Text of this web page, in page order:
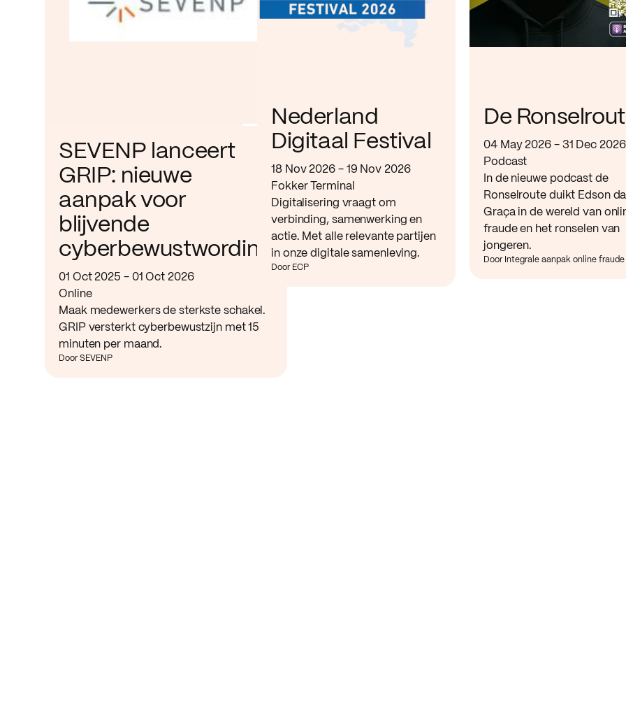
SEVENP lanceert
GRIP: nieuwe
aanpak voor
blijvende
cyberbewustwording
01 Oct 2025 - 01 Oct 2026
Online
Maak medewerkers de sterkste schakel.
GRIP versterkt cyberbewustzijn met 15
minuten per maand.
Door SEVENP
Nederland
Digitaal Festival
18 Nov 2026 - 19 Nov 2026
Fokker Terminal
Digitalisering vraagt om
verbinding, samenwerking en
actie. Met alle relevante partijen
in onze digitale samenleving.
Door ECP
De
04 May 2026 - 31 Dec 2026
Podcast
In de nieuwe podcast de
Ronselroute duikt Edson da
Graça in de wereld van
fraude en het ronselen van
jongeren.
Door Integrale aanpak online fraude